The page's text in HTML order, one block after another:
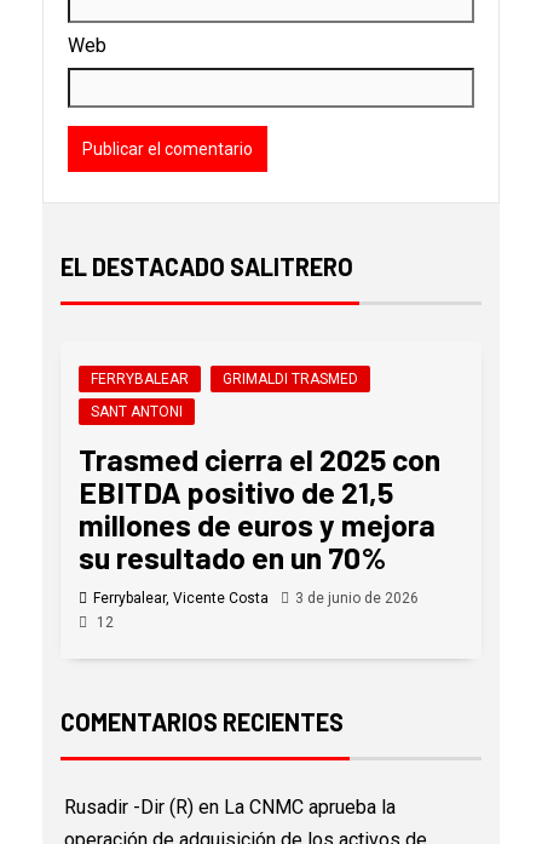
Web
EL DESTACADO SALITRERO
FERRYBALEAR
GRIMALDI TRASMED
SANT ANTONI
Trasmed cierra el 2025 con
EBITDA positivo de 21,5
millones de euros y mejora
su resultado en un 70%
Ferrybalear, Vicente Costa
3 de junio de 2026
12
COMENTARIOS RECIENTES
Rusadir -Dir (R) en La CNMC aprueba la